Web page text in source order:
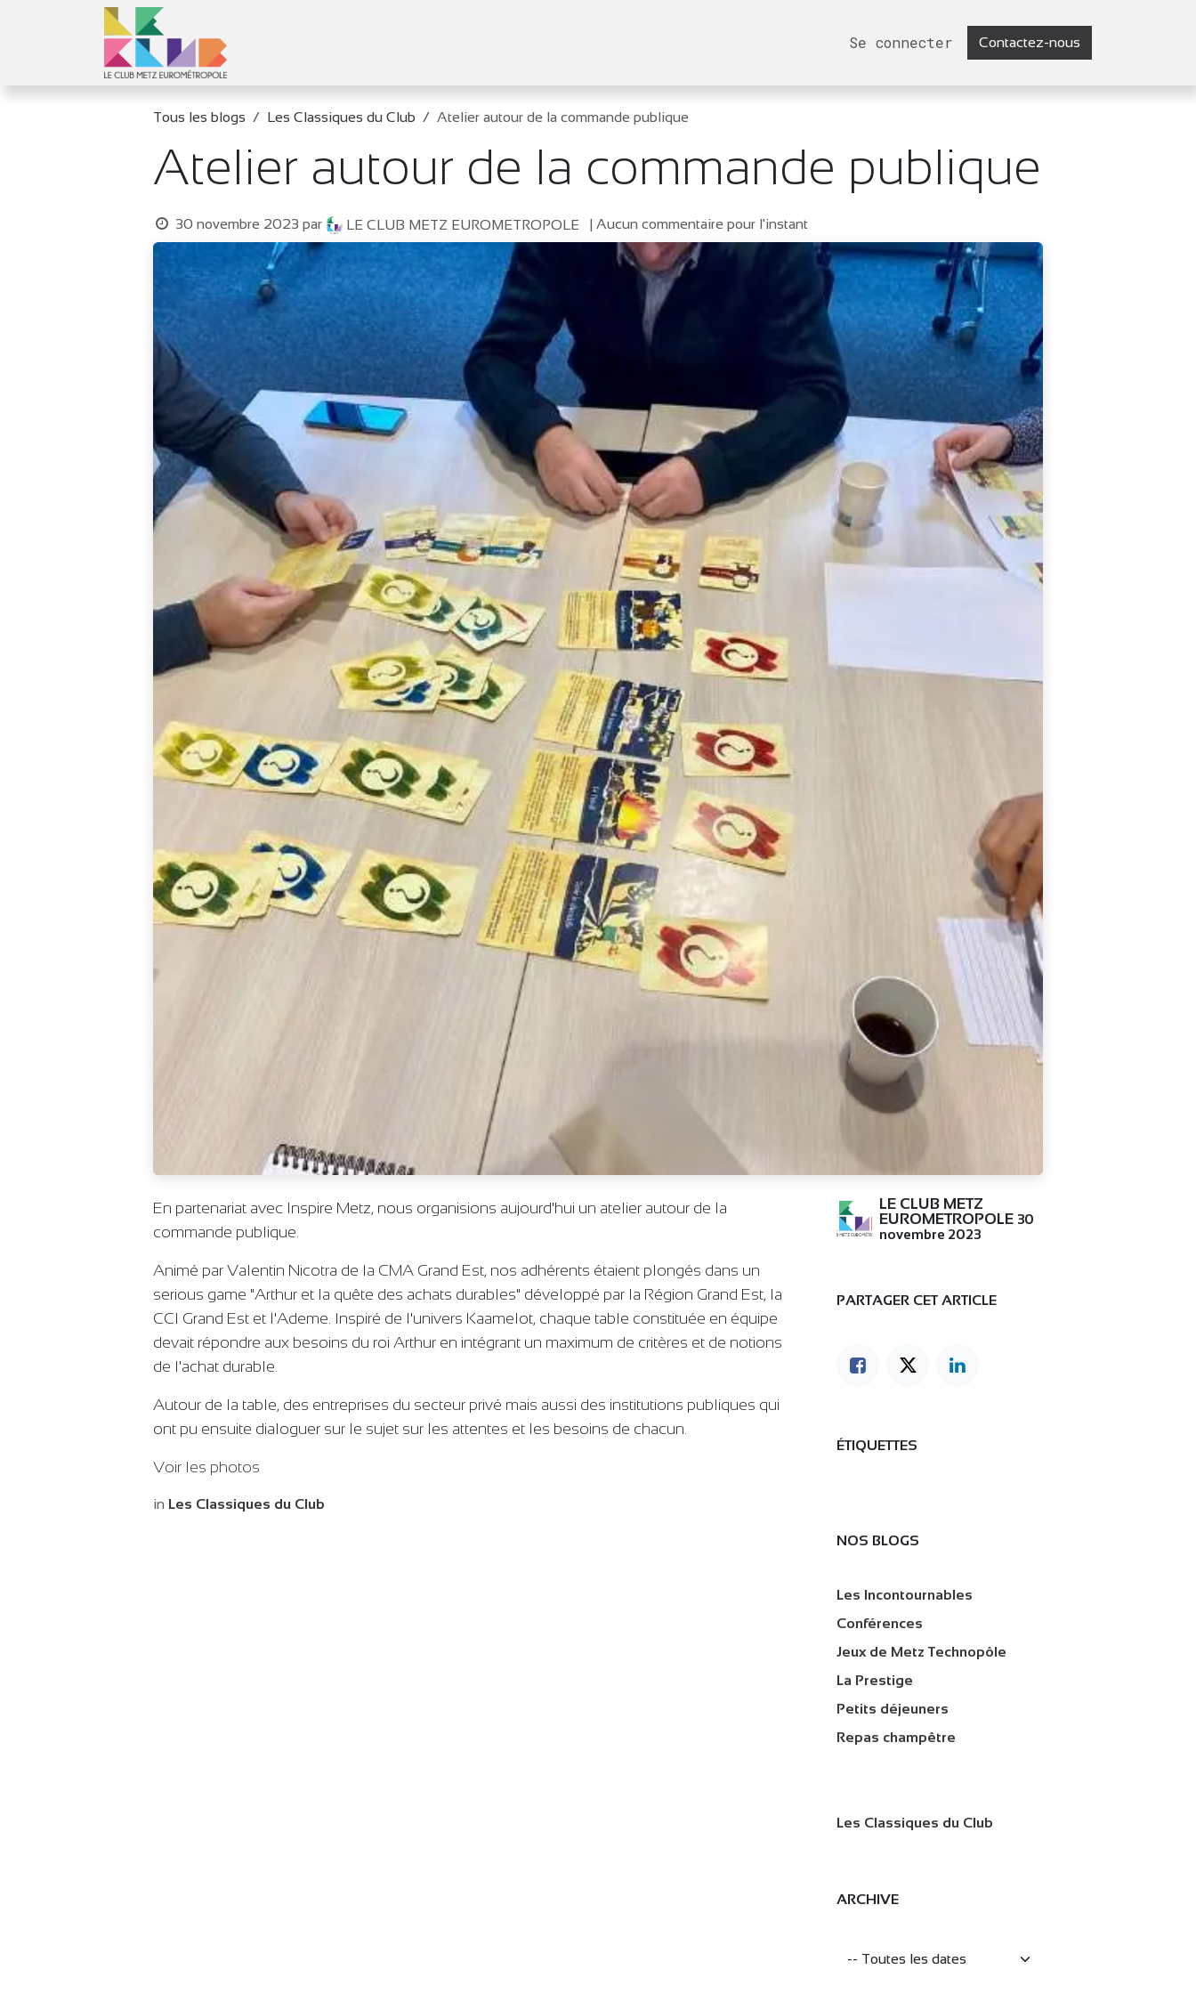
Se rendre au contenu
Se connecter Contactez-nous
Tous les blogs Les Classiques du Club Atelier autour de la commande publique
Atelier autour de la commande publique
30 novembre 2023 par LE CLUB METZ EUROMETROPOLE | Aucun commentaire pour l'instant
En partenariat avec Inspire Metz, nous organisions aujourd'hui un atelier autour de la
commande publique.
Animé par Valentin Nicotra de la CMA Grand Est, nos adhérents étaient plongés dans un
serious game "Arthur et la quête des achats durables" développé par la Région Grand Est, la
CCI Grand Est et l'Ademe. Inspiré de l'univers Kaamelot, chaque table constituée en équipe
devait répondre aux besoins du roi Arthur en intégrant un maximum de critères et de notions
de l'achat durable.
Autour de la table, des entreprises du secteur privé mais aussi des institutions publiques qui
ont pu ensuite dialoguer sur le sujet sur les attentes et les besoins de chacun.
Voir les photos
in Les Classiques du Club
LE CLUB METZ
EUROMETROPOLE 30
novembre 2023
PARTAGER CET ARTICLE
ÉTIQUETTES
NOS BLOGS
Les Incontournables
Conférences
Jeux de Metz Technopôle
La Prestige
Petits déjeuners
Repas champêtre
Les Classiques du Club
ARCHIVE